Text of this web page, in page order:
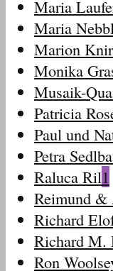
Maria
Maria
Marion
Monika
Musaik-
Patricia
Paul und
Petra
Raluca Ril1
Reimund &
Richard
Richard M.
Ron